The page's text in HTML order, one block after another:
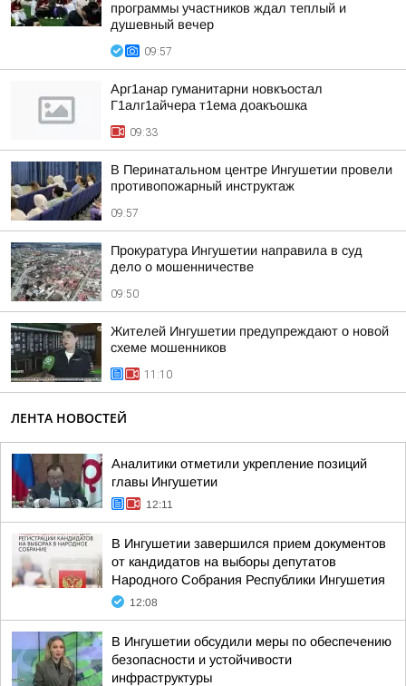
программы участников ждал теплый и
душевный вечер
09:57
Арг1анар гуманитарни новкъостал
Г1алг1айчера т1ема доакъошка
09:33
В Перинатальном центре Ингушетии провели
противопожарный инструктаж
09:57
Прокуратура Ингушетии направила в суд
дело о мошенничестве
09:50
Жителей Ингушетии предупреждают о новой
схеме мошенников
11:10
ЛЕНТА НОВОСТЕЙ
Аналитики отметили укрепление позиций
главы Ингушетии
12:11
В Ингушетии завершился прием документов
от кандидатов на выборы депутатов
Народного Собрания Республики Ингушетия
12:08
В Ингушетии обсудили меры по обеспечению
безопасности и устойчивости
инфраструктуры